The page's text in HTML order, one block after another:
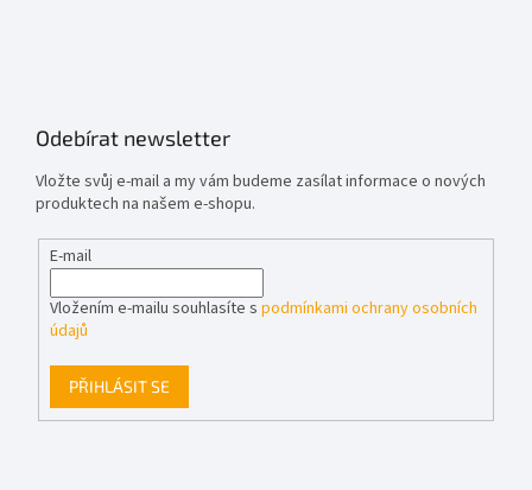
Odebírat newsletter
Vložte svůj e-mail a my vám budeme zasílat informace o nových
produktech na našem e-shopu.
E-mail
Vložením e-mailu souhlasíte s podmínkami ochrany osobních
údajů
PŘIHLÁSIT SE